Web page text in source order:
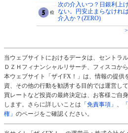
次の介入いつ？日銀利上
ない。円安止まらなけれ
介入か？(ZERO)
当ウェブサイトにおけるデータは、セントラ
ＤＺＨフィナンシャルリサーチ、フィスコか
本ウェブサイト「ザイFX！」は、情報の提供
資、その他の行動を勧誘する目的では運営し
買レートなど投資の最終決定は、お客様ご自
します。さらに詳しいことは 「免責事項」 、
権」 のページをご確認ください。